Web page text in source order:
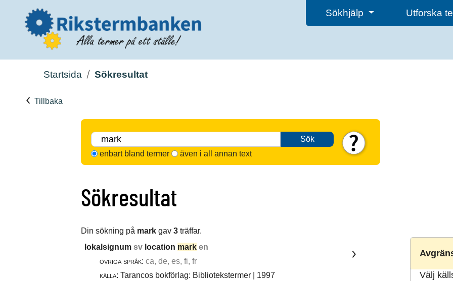
Sökhjälp Utforska
Startsida Sökresultat
Tillbaka
Sök
enbart bland termer
även i all annan text
Sökresultat
Din sökning på mark gav 3 träffar.
Välj
lokalsignum sv location mark en
övriga språk: ca, de, es, fi, fr
källa: Tarancos bokförlag: Bibliotekstermer | 1997